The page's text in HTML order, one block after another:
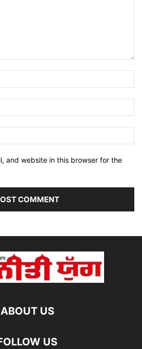
and website in this browser for the
ABOUT US
US